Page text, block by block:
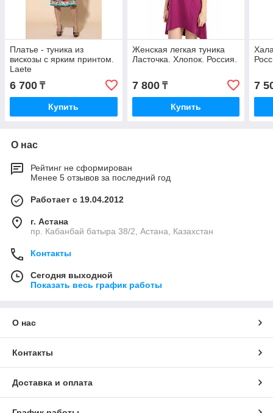
Платье - туника из
вискозы с ярким принтом.
Laete
6 700 ₸
Купить
Женская легкая туника
Ласточка. Хлопок. Россия.
7 800₸
Купить
7
О нас
Рейтинг не сформирован
Менее 5 отзывов за последний год
Работает с 19.04.2012
г. Астана
пр. Кабанбай батыра 38/2, Астана, Казахстан
Контакты
Сегодня выходной
Показать весь график работы
О нас
Контакты
Доставка и оплата